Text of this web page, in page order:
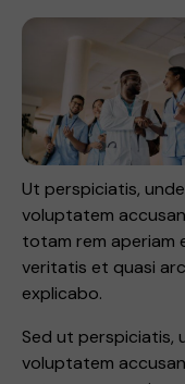
Ut perspiciatis,
voluptatem
totam rem aperiam
veritatis et quasi
explicabo.
Sed ut perspiciatis,
voluptatem